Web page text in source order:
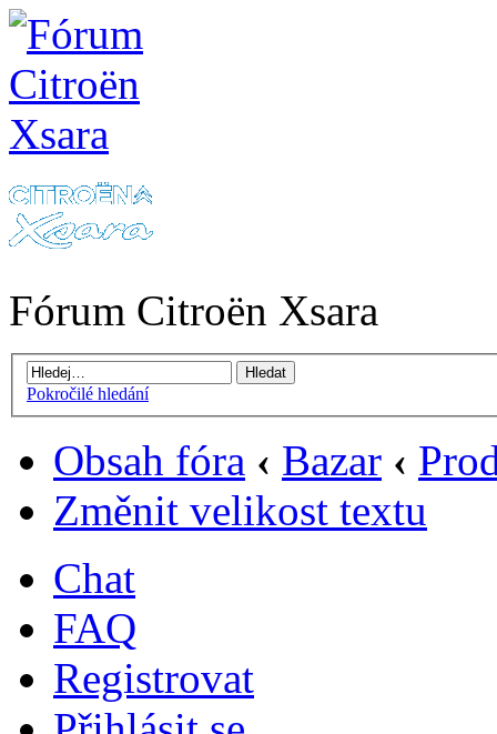
Fórum Citroën Xsara
Pokročilé hledání
Obsah fóra ‹ Bazar ‹
Změnit velikost textu
Chat
FAQ
Registrovat